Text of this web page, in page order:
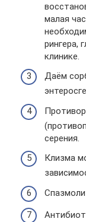
малая
рингера,
клинике.
Даём
серения.
Клизма